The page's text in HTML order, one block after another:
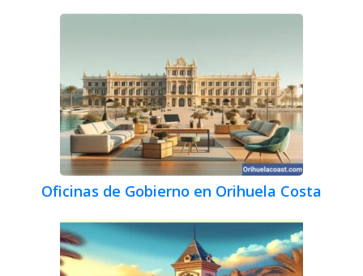
Oficinas de Gobierno en Orihuela Costa